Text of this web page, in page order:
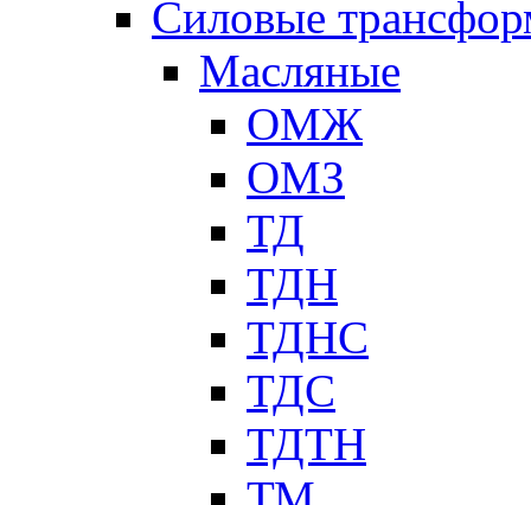
Cиловые
Масляные
ОМЖ
ОМЗ
ТД
ТДН
ТДНС
ТДС
ТДТН